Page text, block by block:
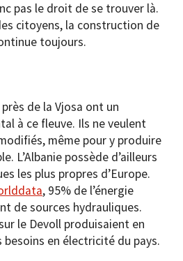
pas le droit de se trouver là.
citoyens, la construction de
toujours.
de la Vjosa ont un
à ce fleuve. Ils ne veulent
même pour y produire
L’Albanie possède d’ailleurs
les plus propres d’Europe.
, 95% de l’énergie
de sources hydrauliques.
le Devoll produisaient en
besoins en électricité du pays.